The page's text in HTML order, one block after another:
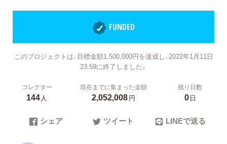
FUNDED
このプロジェクトは、目標金額1,500,000円を達成し、2022年1月11日
23:59に終了しました。
コレクター
144人
現在までに集まった金額
2,052,008円
残り日数
0日
シェア ツイート LINEで送る